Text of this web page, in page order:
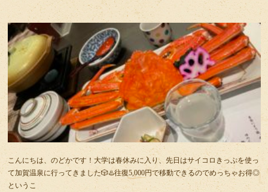
こんにちは、のどかです！大学は春休みに入り、先日はサイコロきっぷを使っ
て加賀温泉に行ってきました🎲♨️往復5,000円で移動できるのでめっちゃお得◎
というこ